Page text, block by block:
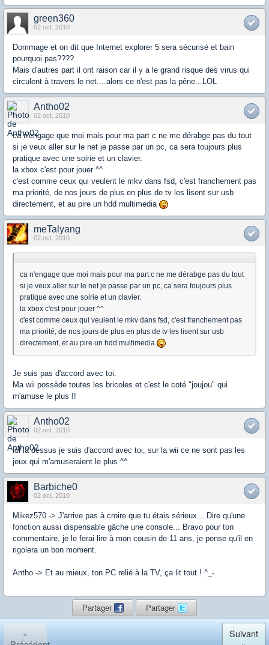
green360
02 oct. 2010
Dommage et on dit que Internet explorer 5 sera sécurisé et bain
pourquoi pas????
Mais d'autres part il ont raison car il y a le grand risque des virus qui
circulent à travers le net....alors ce n'est pas la pêne...LOL
Antho02
02 oct. 2010
ca n'engage que moi mais pour ma part c ne me dérabge pas du tout
si je veux aller sur le net je passe par un pc, ca sera toujours plus
pratique avec une soirie et un clavier.
la xbox c'est pour jouer ^^
c'est comme ceux qui veulent le mkv dans fsd, c'est franchement pas
ma priorité, de nos jours de plus en plus de tv les lisent sur usb
directement, et au pire un hdd multimedia
meTalyang
02 oct. 2010
ca n'engage que moi mais pour ma part c ne me dérabge pas du tout
si je veux aller sur le net je passe par un pc, ca sera toujours plus
pratique avec une soirie et un clavier.
la xbox c'est pour jouer ^^
c'est comme ceux qui veulent le mkv dans fsd, c'est franchement pas
ma priorité, de nos jours de plus en plus de tv les lisent sur usb
directement, et au pire un hdd multimedia
Je suis pas d'accord avec toi.
Ma wii possède toutes les bricoles et c'est le coté "joujou" qui
m'amuse le plus !!
Antho02
02 oct. 2010
lol la dessus je suis d'accord avec toi, sur la wii ce ne sont pas les
jeux qui m'amuseraient le plus ^^
Barbiche0
02 oct. 2010
Mikez570 -> J'arrive pas à croire que tu étais sérieux... Dire qu'une
fonction aussi dispensable gâche une console... Bravo pour ton
commentaire, je le ferai lire à mon cousin de 11 ans, je pense qu'il en
rigolera un bon moment.
Antho -> Et au mieux, ton PC relié à la TV, ça lit tout ! ^_-
Partager Partager
«
Suivant